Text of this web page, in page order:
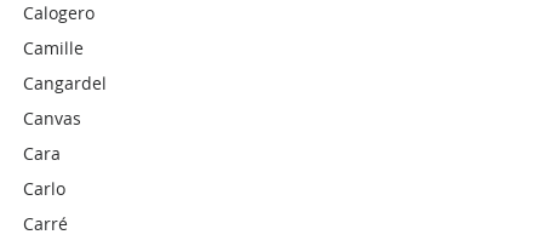
Calogero
Camille
Cangardel
Canvas
Cara
Carlo
Carré